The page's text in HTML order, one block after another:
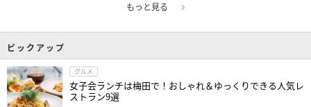
もっと見る
ピックアップ
グルメ
女子会ランチは梅田で！おしゃれ＆ゆっくりできる人気レ
ストラン9選